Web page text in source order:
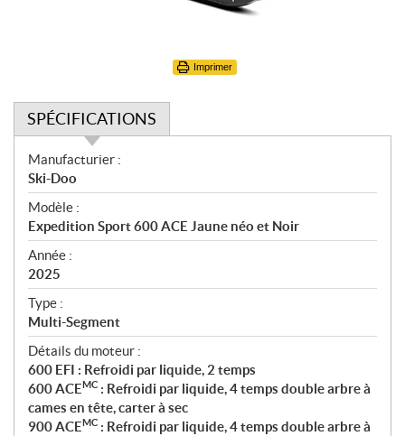
Imprimer
SPÉCIFICATIONS
S
p
é
c
i
f
i
c
a
t
i
o
n
s
Manufacturier :
Ski-Doo
Modèle :
Expedition Sport 600 ACE Jaune néo et Noir
Année :
2025
Type :
Multi-Segment
Détails du moteur :
600 EFI : Refroidi par liquide, 2 temps
600 ACEMC : Refroidi par liquide, 4 temps double arbre à
cames en tête, carter à sec
900 ACEMC : Refroidi par liquide, 4 temps double arbre à